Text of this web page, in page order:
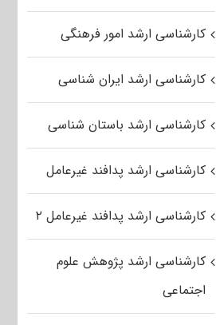
کارشناسی ارشد امور فرهنگی
کارشناسی ارشد ایران شناسی
کارشناسی ارشد باستان شناسی
کارشناسی ارشد پدافند غیرعامل
کارشناسی ارشد پدافند غیرعامل ۲
کارشناسی ارشد پژوهش علوم
اجتماعی